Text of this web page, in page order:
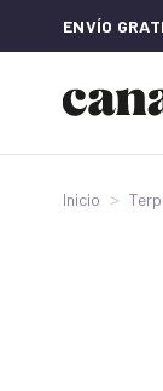
ENVÍO
Inicio